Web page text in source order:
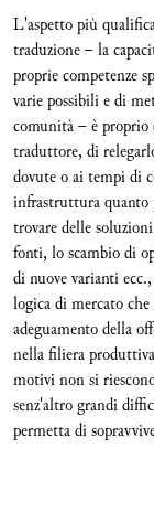
L'aspetto più
traduzione – la
proprie competenze
varie possibili e di
comunità – è
traduttore, di
dovute o ai tempi di
infrastruttura quanto
trovare delle
fonti, lo scambio di
di nuove varianti
logica di mercato
adeguamento della
nella filiera
motivi non si
senz'altro grandi
permetta di